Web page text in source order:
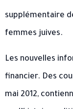
supplémentaire
femmes juives.
Les nouvelles
financier. Des
mai 2012,